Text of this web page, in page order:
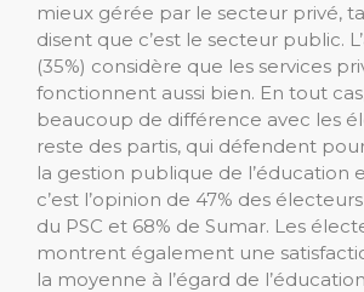
mieux gérée par le secteur privé,
disent que c’est le secteur public.
(35%) considère que les services
fonctionnent aussi bien. En tout
beaucoup de différence avec les
reste des partis, qui défendent
la gestion publique de l’éducation
c’est l’opinion de 47% des électeurs
du PSC et 68% de Sumar. Les
montrent également une
la moyenne à l’égard de